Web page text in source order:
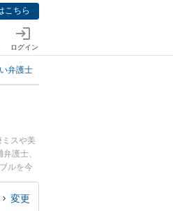
こちら
ログイン
弁護士
スや美
護士、
ルを今
相談予約
変更